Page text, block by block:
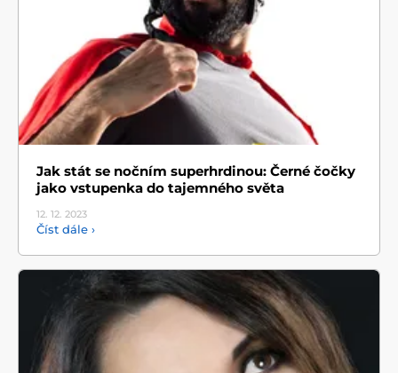
Jak stát se nočním superhrdinou: Černé čočky
jako vstupenka do tajemného světa
12. 12. 2023
Číst dále ›